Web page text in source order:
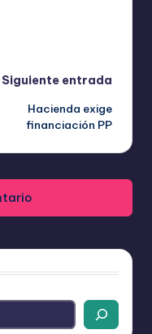
Siguiente entrada
Hacienda exige
financiación PP